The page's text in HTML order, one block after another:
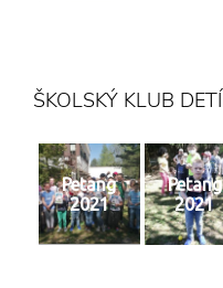
ŠKOLSKÝ KLUB DETÍ
Petang
2021
Petang
2021